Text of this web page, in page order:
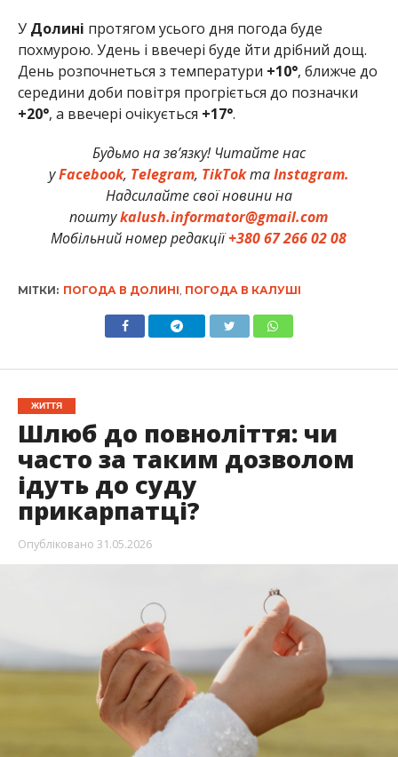
У Долині протягом усього дня погода буде
похмурою. Удень і ввечері буде йти дрібний дощ.
День розпочнеться з температури +10°, ближче до
середини доби повітря прогріється до позначки
+20°, а ввечері очікується +17°.
Будьмо на зв’язку! Читайте нас
уFacebook, Telegram, TikTokтаInstagram.
Надсилайте свої новини на
поштуkalush.informator@gmail.com
Мобільний номер редакції+380 67 266 02 08
МІТКИ: ПОГОДА В ДОЛИНІ ПОГОДА В КАЛУШІ
ЖИТТЯ
Шлюб до повноліття: чи
часто за таким дозволом
ідуть до суду
прикарпатці?
Опубліковано 31.05.2026